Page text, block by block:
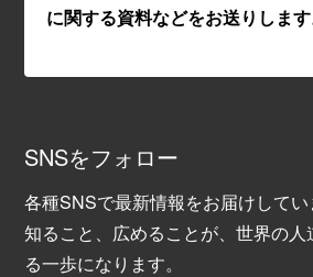
に関する資料などをお送りします
SNSをフォロー
各種SNSで最新情報をお届けしてい
知ること、広めることが、世界の人
る一歩になります。